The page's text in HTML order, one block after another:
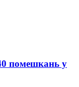
помешкань у